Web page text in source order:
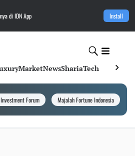
di IDN App Install
MarketNewsShariaTech
Forum Majalah Fortune Indonesia